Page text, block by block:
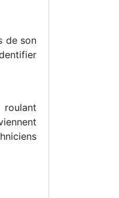
de son
roulant